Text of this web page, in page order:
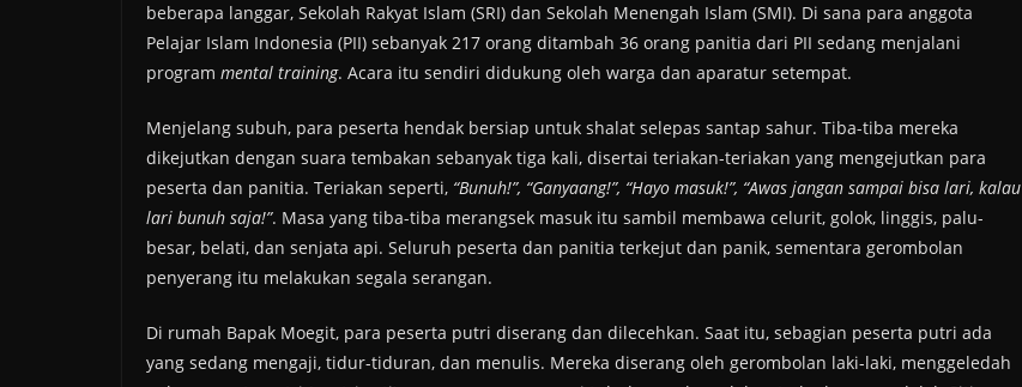
beberapa langgar, Sekolah Rakyat Islam (SRI) dan Sekolah Menengah Islam (SMI). Di sana para anggota
Pelajar Islam Indonesia (PII) sebanyak 217 orang ditambah 36 orang panitia dari PII sedang menjalani
program mental training. Acara itu sendiri didukung oleh warga dan aparatur setempat.
Menjelang subuh, para peserta hendak bersiap untuk shalat selepas santap sahur. Tiba-tiba mereka
dikejutkan dengan suara tembakan sebanyak tiga kali, disertai teriakan-teriakan yang mengejutkan para
peserta dan panitia. Teriakan seperti, “Bunuh!”, “Ganyaang!”, “Hayo masuk!”, “Awas jangan sampai bisa lari, kalau
lari bunuh saja!”. Masa yang tiba-tiba merangsek masuk itu sambil membawa celurit, golok, linggis, palu-
besar, belati, dan senjata api. Seluruh peserta dan panitia terkejut dan panik, sementara gerombolan
penyerang itu melakukan segala serangan.
Di rumah Bapak Moegit, para peserta putri diserang dan dilecehkan. Saat itu, sebagian peserta putri ada
yang sedang mengaji, tidur-tiduran, dan menulis. Mereka diserang oleh gerombolan laki-laki, menggeledah